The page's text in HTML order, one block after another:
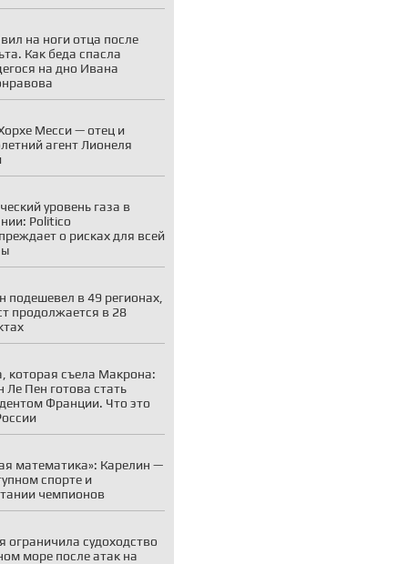
на ноги отца после
Как беда спасла
на дно Ивана
Месси — отец и
агент Лионеля
уровень газа в
Politico
о рисках для всей
подешевел в 49 регионах,
продолжается в 28
которая съела Макрона:
Ле Пен готова стать
Франции. Что это
математика»: Карелин —
спорте и
чемпионов
ограничила судоходство
море после атак на